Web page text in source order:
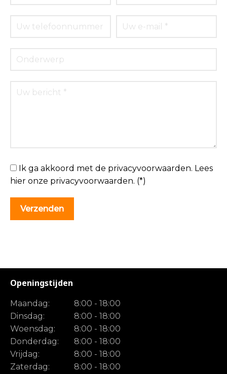
Ik ga akkoord met de privacyvoorwaarden. Lees
hier onze privacyvoorwaarden. (*)
Openingstijden
Maandag:
8:00 - 18:00
Dinsdag:
8:00 - 18:00
Woensdag:
8:00 - 18:00
Donderdag:
8:00 - 18:00
Vrijdag:
8:00 - 18:00
Zaterdag:
8:00 - 18:00